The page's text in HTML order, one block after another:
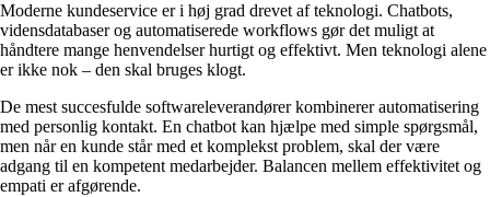
Moderne kundeservice er i høj grad drevet af teknologi. Chatbots,
vidensdatabaser og automatiserede workflows gør det muligt at
håndtere mange henvendelser hurtigt og effektivt. Men teknologi alene
er ikke nok – den skal bruges klogt.
De mest succesfulde softwareleverandører kombinerer automatisering
med personlig kontakt. En chatbot kan hjælpe med simple spørgsmål,
men når en kunde står med et komplekst problem, skal der være
adgang til en kompetent medarbejder. Balancen mellem effektivitet og
empati er afgørende.